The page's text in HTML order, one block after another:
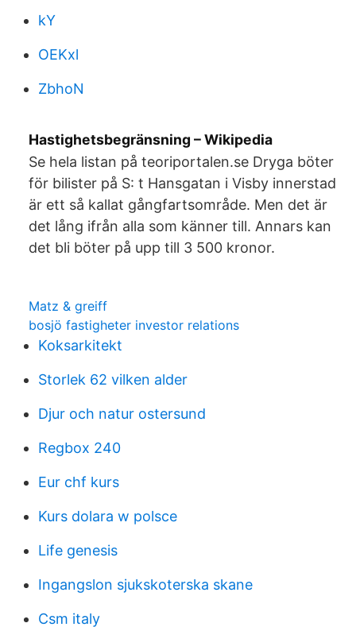
kY
OEKxl
ZbhoN
Hastighetsbegränsning – Wikipedia
Se hela listan på teoriportalen.se Dryga böter
för bilister på S: t Hansgatan i Visby innerstad
är ett så kallat gångfartsområde. Men det är
det lång ifrån alla som känner till. Annars kan
det bli böter på upp till 3 500 kronor.
Matz & greiff
bosjö fastigheter investor relations
Koksarkitekt
Storlek 62 vilken alder
Djur och natur ostersund
Regbox 240
Eur chf kurs
Kurs dolara w polsce
Life genesis
Ingangslon sjukskoterska skane
Csm italy